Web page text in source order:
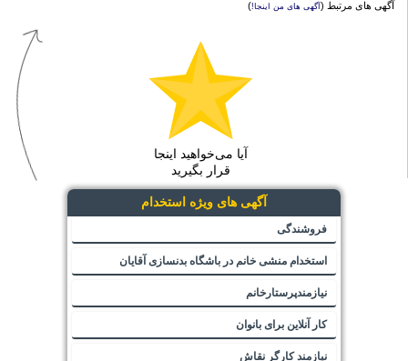
آگهی های مرتبط (آگهی های من اینجا!)
آیا می‌خواهید اینجا
قرار بگیرید
آگهی های ویژه استخدام
فروشندگی
استخدام منشی خانم در باشگاه بدنسازی آقایان
نیازمندپرستارخانم
کار آنلاین برای بانوان
نیازمند کارگر نقاش